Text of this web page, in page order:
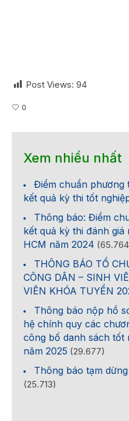
Post Views: 94
0
Xem nhiều nhất
Điểm chuẩn phương
kết quả kỳ thi tốt
Thông báo: Điểm
kết quả kỳ thi đánh
HCM năm 2024
THÔNG BÁO TỔ
CÔNG DÂN – SINH
VIÊN KHÓA TUYỂN
Thông báo nộp hồ
hệ chính quy các
công bố danh sách tốt
năm 2025 (29.677)
Thông báo tạm
(25.713)